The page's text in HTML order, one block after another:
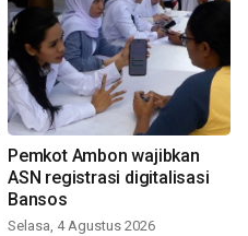
Pemkot Ambon wajibkan
ASN registrasi digitalisasi
Bansos
Selasa, 4 Agustus 2026